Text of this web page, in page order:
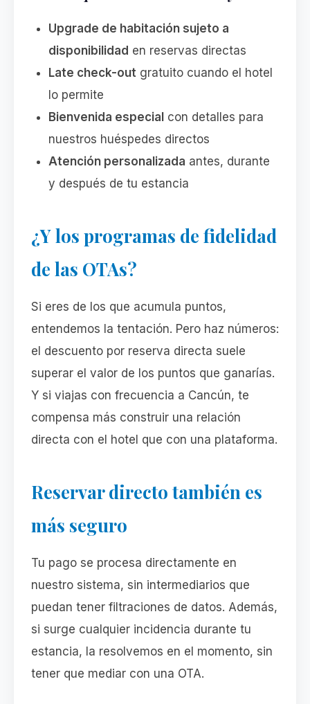
Upgrade de habitación sujeto a
disponibilidad en reservas directas
Late check-out gratuito cuando el hotel
lo permite
Bienvenida especial con detalles para
nuestros huéspedes directos
Atención personalizada antes, durante
y después de tu estancia
¿Y los programas de fidelidad
de las OTAs?
Si eres de los que acumula puntos,
entendemos la tentación. Pero haz números:
el descuento por reserva directa suele
superar el valor de los puntos que ganarías.
Y si viajas con frecuencia a Cancún, te
compensa más construir una relación
directa con el hotel que con una plataforma.
Reservar directo también es
más seguro
Tu pago se procesa directamente en
nuestro sistema, sin intermediarios que
puedan tener filtraciones de datos. Además,
si surge cualquier incidencia durante tu
estancia, la resolvemos en el momento, sin
tener que mediar con una OTA.